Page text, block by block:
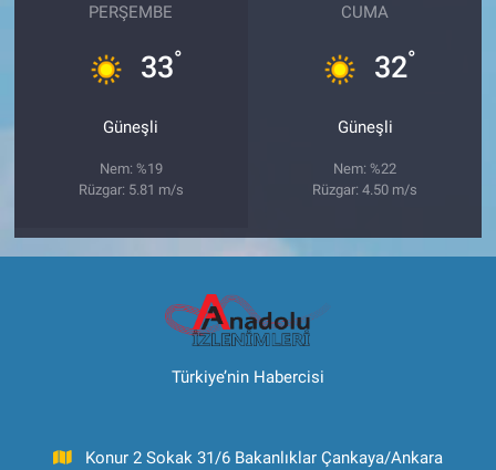
PERŞEMBE
33°
Güneşli
Nem: %19
Rüzgar: 5.81 m/s
CUMA
32°
Güneşli
Nem: %22
Rüzgar: 4.50 m/s
Türkiye’nin Habercisi
Konur 2 Sokak 31/6 Bakanlıklar Çankaya/Ankara